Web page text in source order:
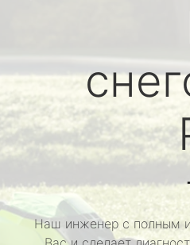
Наш инженер с полным